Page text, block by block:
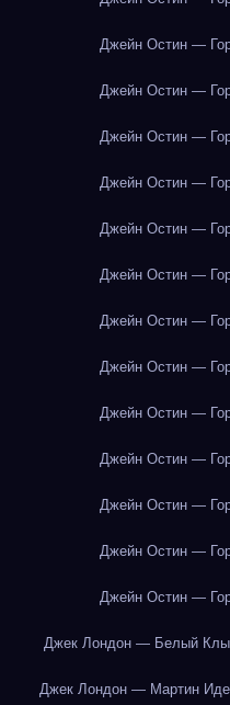
Джейн Остин —
Джейн Остин —
Джейн Остин —
Джейн Остин —
Джейн Остин —
Джейн Остин —
Джейн Остин —
Джейн Остин —
Джейн Остин —
Джейн Остин —
Джейн Остин —
Джейн Остин —
Джейн Остин —
Джек Лондон — Белый
Джек Лондон — Мартин